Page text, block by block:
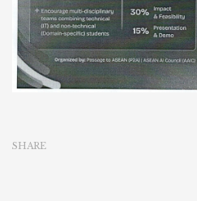
SHARE